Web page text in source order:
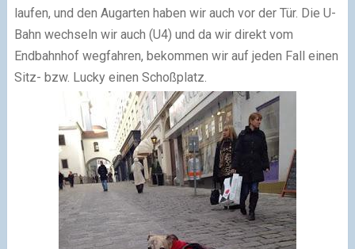
laufen, und den Augarten haben wir auch vor der Tür. Die U-
Bahn wechseln wir auch (U4) und da wir direkt vom
Endbahnhof wegfahren, bekommen wir auf jeden Fall einen
Sitz- bzw. Lucky einen Schoßplatz.